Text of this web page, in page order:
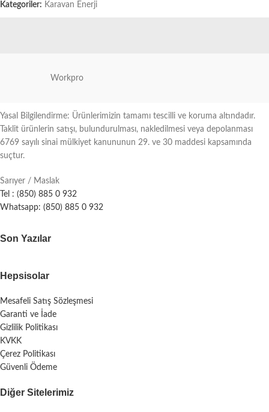
Kategoriler: Karavan Enerji
Workpro
Yasal Bilgilendirme: Ürünlerimizin tamamı tescilli ve koruma altındadır.
Taklit ürünlerin satışı, bulundurulması, nakledilmesi veya depolanması
6769 sayılı sinai mülkiyet kanununun 29. ve 30 maddesi kapsamında
suçtur.
Sarıyer / Maslak
Tel : (850) 885 0 932
Whatsapp: (850) 885 0 932
Son Yazılar
Hepsisolar
Mesafeli Satış Sözleşmesi
Garanti ve İade
Gizlilik Politikası
KVKK
Çerez Politikası
Güvenli Ödeme
Diğer Sitelerimiz